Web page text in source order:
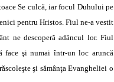
Se culcă, iar focul Duhului pe
pentru Hristos. Fiul ne-a vestit
ne descoperă adâncul lor. Fiul
face şi numai într-un loc aruncă
şi sămânţa Evangheliei o